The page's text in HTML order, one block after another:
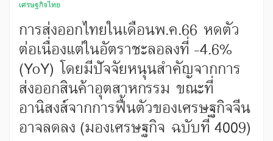
เศรษฐกิจไทย
การส่งออกไทยในเดือนพ.ค.66 หดตัว
ต่อเนื่องแต่ในอัตราชะลอลงที่ -4.6%
(YoY) โดยมีปัจจัยหนุนสำคัญจากการ
ส่งออกสินค้าอุตสาหกรรม ขณะที่
อานิสงส์จากการฟื้นตัวของเศรษฐกิจจีน
อาจลดลง (มองเศรษฐกิจ ฉบับที่ 4009)